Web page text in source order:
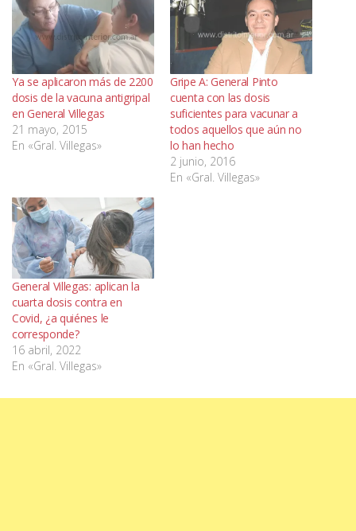
Ya se aplicaron más de 2200
dosis de la vacuna antigripal
en General Villegas
21 mayo, 2015
En «Gral. Villegas»
Gripe A: General Pinto
cuenta con las dosis
suficientes para vacunar a
todos aquellos que aún no
lo han hecho
2 junio, 2016
En «Gral. Villegas»
General Villegas: aplican la
cuarta dosis contra en
Covid, ¿a quiénes le
corresponde?
16 abril, 2022
En «Gral. Villegas»